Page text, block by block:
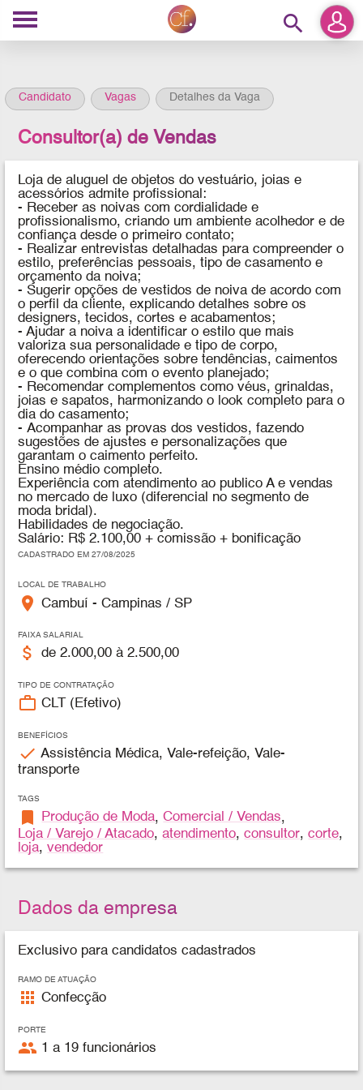
search
Candidato Vagas Detalhes da Vaga
Consultor(a) de Vendas
Loja de aluguel de objetos do vestuário, joias e
acessórios admite profissional:
- Receber as noivas com cordialidade e
profissionalismo, criando um ambiente acolhedor e de
confiança desde o primeiro contato;
- Realizar entrevistas detalhadas para compreender o
estilo, preferências pessoais, tipo de casamento e
orçamento da noiva;
- Sugerir opções de vestidos de noiva de acordo com
o perfil da cliente, explicando detalhes sobre os
designers, tecidos, cortes e acabamentos;
- Ajudar a noiva a identificar o estilo que mais
valoriza sua personalidade e tipo de corpo,
oferecendo orientações sobre tendências, caimentos
e o que combina com o evento planejado;
- Recomendar complementos como véus, grinaldas,
joias e sapatos, harmonizando o look completo para o
dia do casamento;
- Acompanhar as provas dos vestidos, fazendo
sugestões de ajustes e personalizações que
garantam o caimento perfeito.
Ensino médio completo.
Experiência com atendimento ao publico A e vendas
no mercado de luxo (diferencial no segmento de
moda bridal).
Habilidades de negociação.
Salário: R$ 2.100,00 + comissão + bonificação
CADASTRADO EM 27/08/2025
LOCAL DE TRABALHO
place Cambuí - Campinas / SP
FAIXA SALARIAL
attach_money de 2.000,00 à 2.500,00
TIPO DE CONTRATAÇÃO
work_outline CLT (Efetivo)
BENEFÍCIOS
check Assistência Médica, Vale-refeição, Vale-
transporte
TAGS
bookmark Produção de Moda,Comercial / Vendas,
Loja / Varejo / Atacado,atendimento,consultor,corte,
loja,vendedor
Dados da empresa
Exclusivo para candidatos cadastrados
RAMO DE ATUAÇÃO
apps Confecção
PORTE
people 1 a 19 funcionários